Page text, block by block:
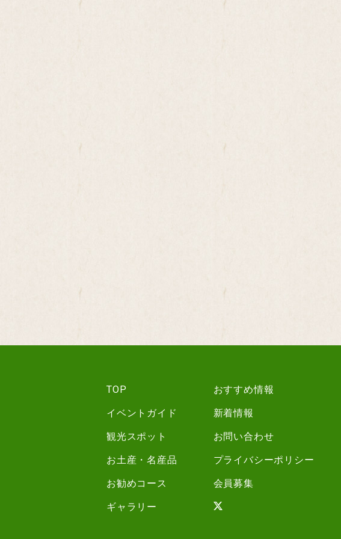
TOP
イベントガイド
観光スポット
お土産・名産品
お勧めコース
ギャラリー
おすすめ情報
新着情報
お問い合わせ
プライバシーポリシー
会員募集